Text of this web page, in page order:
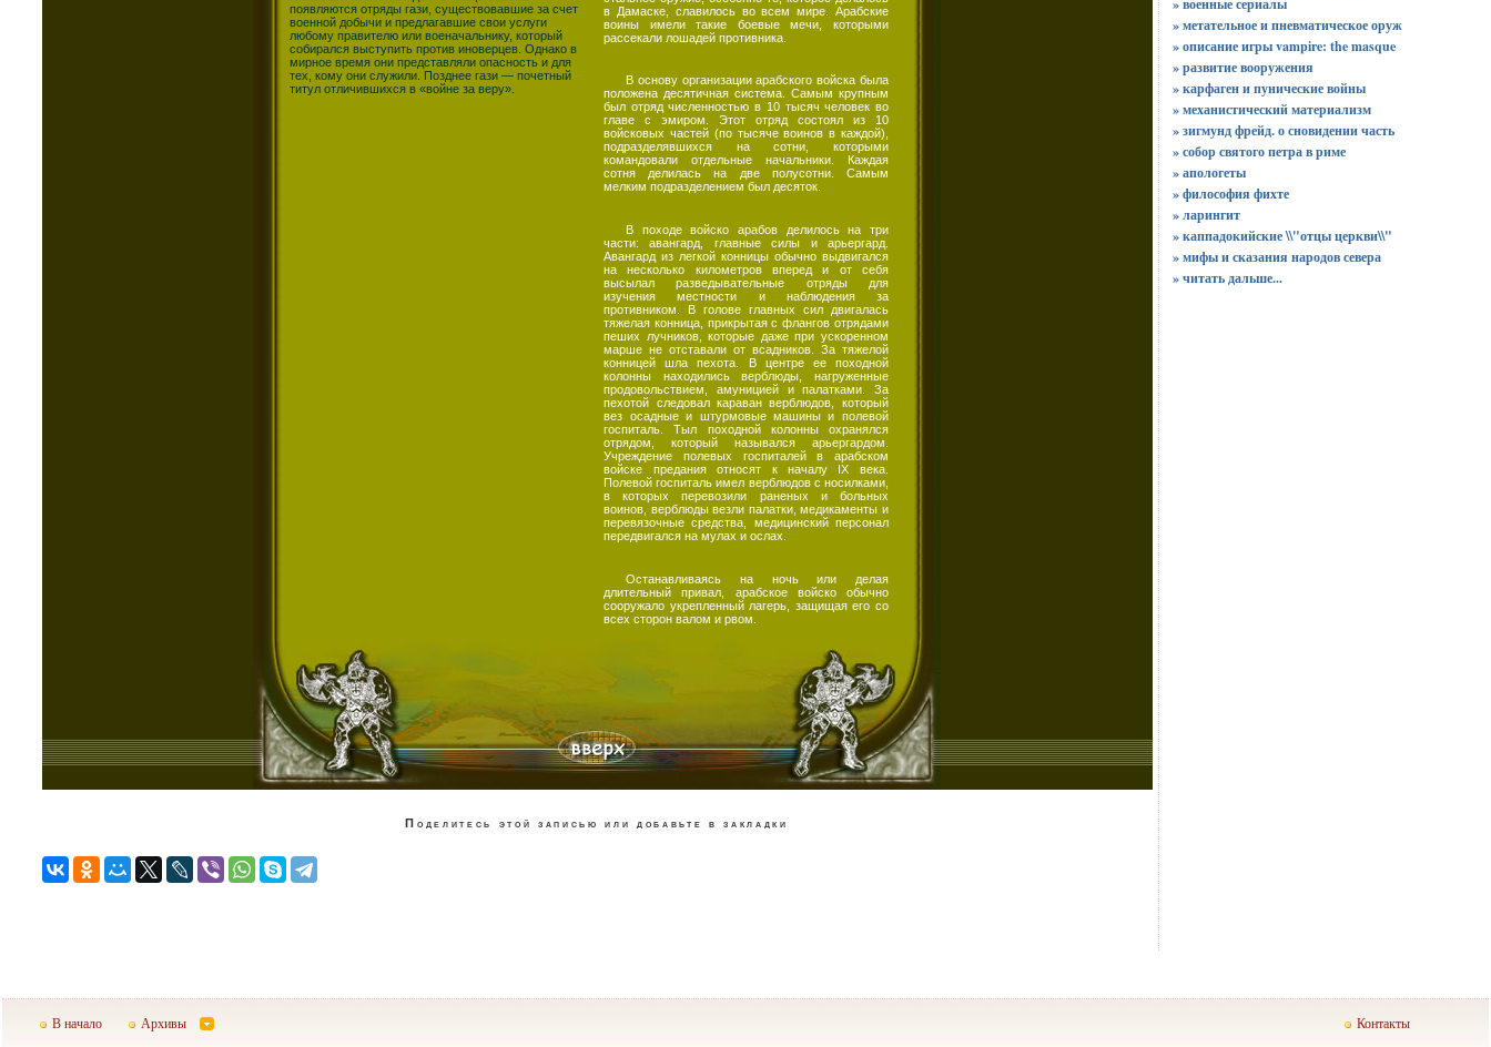
появляются отряды гази, существовавшие за счет
военной добычи и предлагавшие свои услуги
любому правителю или военачальнику, который
собирался выступить против иноверцев. Однако в
мирное время они представляли опасность и для
тех, кому они служили. Позднее гази — почетный
титул отличившихся в «войне за веру».
в Дамаске, славилось во всем мире. Арабские
воины имели такие боевые мечи, которыми
рассекали лошадей противника.
В основу организации арабского войска была
положена десятичная система. Самым крупным
был отряд численностью в 10 тысяч человек во
главе с эмиром. Этот отряд состоял из 10
войсковых частей (по тысяче воинов в каждой),
подразделявшихся на сотни, которыми
командовали отдельные начальники. Каждая
сотня делилась на две полусотни. Самым
мелким подразделением был десяток.
В походе войско арабов делилось на три
части: авангард, главные силы и арьергард.
Авангард из легкой конницы обычно выдвигался
на несколько километров вперед и от себя
высылал разведывательные отряды для
изучения местности и наблюдения за
противником. В голове главных сил двигалась
тяжелая конница, прикрытая с флангов отрядами
пеших лучников, которые даже при ускоренном
марше не отставали от всадников. За тяжелой
конницей шла пехота. В центре ее походной
колонны находились верблюды, нагруженные
продовольствием, амуницией и палатками. За
пехотой следовал караван верблюдов, который
вез осадные и штурмовые машины и полевой
госпиталь. Тыл походной колонны охранялся
отрядом, который назывался арьергардом.
Учреждение полевых госпиталей в арабском
войске предания относят к началу IX века.
Полевой госпиталь имел верблюдов с носилками,
в которых перевозили раненых и больных
воинов, верблюды везли палатки, медикаменты и
перевязочные средства, медицинский персонал
передвигался на мулах и ослах.
Останавливаясь на ночь или делая
длительный привал, арабское войско обычно
сооружало укрепленный лагерь, защищая его со
всех сторон валом и рвом.
Поделитесь этой записью или добавьте в закладки
» военные сериалы
» метательное и пневматическое оруж
» описание игры vampire: the masque
» развитие вооружения
» карфаген и пунические войны
» механистический материализм
» зигмунд фрейд. о сновидении часть
» собор святого петра в риме
» апологеты
» философия фихте
» ларингит
» каппадокийские \\"отцы церкви\\"
» мифы и сказания народов севера
»читать дальше...
В начало Архивы Контакты